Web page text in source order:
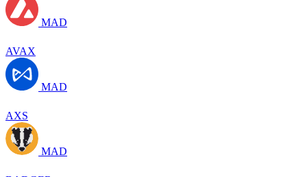
MAD
AVAX
MAD
AXS
MAD